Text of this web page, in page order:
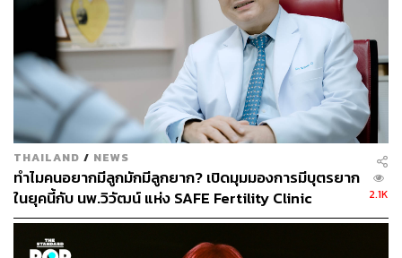
ความคิดเห็นหลังจากได้ทดลองใช้งาน:
เมื่อเทียบกับการใช้งาน Apple Watch มาก่อนสิ่งที่ชอบมาก
ได้แก่ ขนาดของหน้าจอที่ค่อนข้างกว้าง เลือกเมนูต่างๆ ได้
ง่ายและเห็นชัด หากว่าคุณเป็นมือใหม่กับการใช้งานสมาร์ท
วอทช์ รุ่นนี้ถือเป็นตัวเริ่มที่ทำความคุ้นเคยได้ไม่ยาก บวกกับ
น้ำหนักที่ค่อนข้างเบา ทำให้ใส่ออกกำลังกายแล้วไม่แทบไม่รู้
สึกว่าใส่นาฬิกาอยู่ อีกสิ่งที่ชอบคือการ Tracking ข้อมูลต่างๆ
THAILAND / NEWS
ทำไมคนอยากมีลูกมักมีลูกยาก? เปิดมุมมองการมีบุตรยาก
ในยุคนี้กับ นพ.วิวัฒน์ แห่ง SAFE Fertility Clinic
[ADVERTORIAL]
2.1K